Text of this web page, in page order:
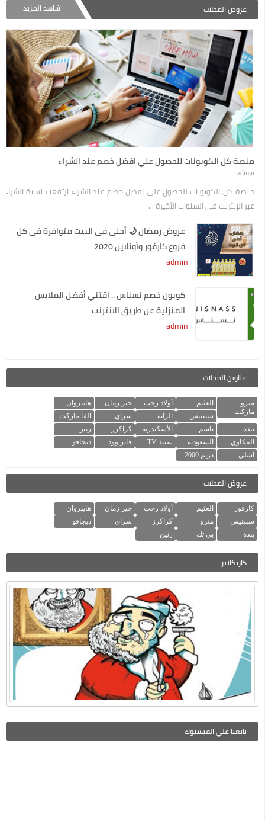
عروض المحلات شاهد المزيد
منصة كل الكوبونات للحصول علي افضل خصم عند الشراء
admin
منصة كل الكوبونات للحصول علي افضل خصم عند الشراء ارتفعت نسبة الشراء
عبر الإنترنت في السنوات الأخيرة ...
عروض رمضان 🌙 أحلى فى البيت متوافرة فى كل
فروع كارفور وأونلاين 2020
admin
كوبون خصم نسناس .. اقتني أفضل الملابس
المنزلية عن طريق الانترنت
admin
عناوين المحلات
مترو
ماركت
العثيم أولاد رجب خير زمان
هايبروان
سبينيس
الراية سراي
الفا ماركت
بندة
باسم الأسكندرية كراكرز
رنين
المكاوي
السعودية سبيد TV فاير وود
ديجافو
اشلي
دريم 2000
عروض المحلات
كارفور العثيم أولاد رجب خير زمان
هايبروان
سبينيس
مترو كراكرز سراي
ديجافو
بندة
بي تك رنين
كاريكاتير
تابعنا علي الفيسبوك